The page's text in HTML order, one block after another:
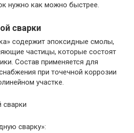
нужно как можно быстрее.
сварки
содержит эпоксидные смолы,
частицы, которые состоят
Состав применяется для
при точечной коррозии
участке.
сварку»: